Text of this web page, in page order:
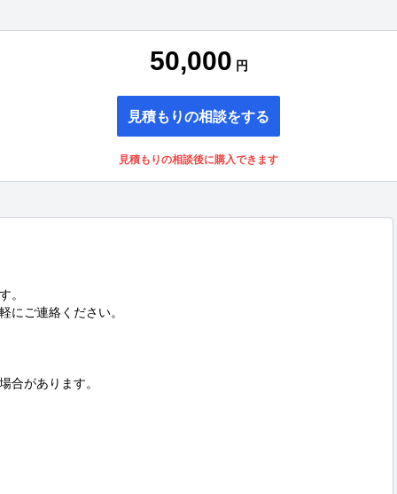
50,000 円
見積もりの相談をする
見積もりの相談後に購入できます
。
にご連絡ください。
合があります。